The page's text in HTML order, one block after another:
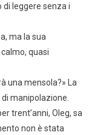
leggere senza i
ma la sua
quasi
una mensola?» La
manipolazione.
trent’anni, Oleg, sa
non è stata